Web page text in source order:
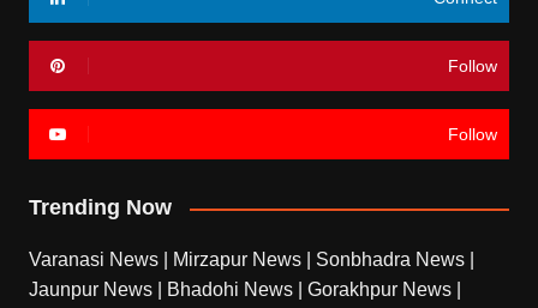
Follow
Follow
Trending Now
Varanasi News Mirzapur News Sonbhadra News
Jaunpur News
Bhadohi News Gorakhpur News